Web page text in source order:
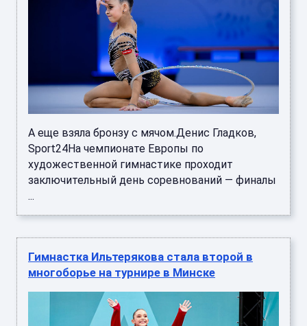
А еще взяла бронзу с мячом.Денис Гладков,
Sport24На чемпионате Европы по
художественной гимнастике проходит
заключительный день соревнований — финалы
...
Гимнастка Ильтерякова стала второй в
многоборье на турнире в Минске